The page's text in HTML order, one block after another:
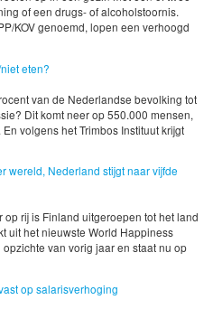
of een drugs- of alcoholstoornis.
KOV genoemd, lopen een verhoogd
eten?
van de Nederlandse bevolking tot
Dit komt neer op 550.000 mensen,
volgens het Trimbos Instituut krijgt
wereld, Nederland stijgt naar vijfde
rij is Finland uitgeroepen tot het land
uit het nieuwste World Happiness
van vorig jaar en staat nu op
op salarisverhoging